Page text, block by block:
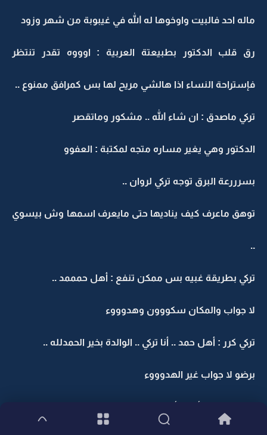
ماله احد فالبيت واوخوها له الله في غيبوبة من شهر وزود
رق قلب الدكتور بطبيعتة العربية : اوووه تقدر تنتظر
فإستراحة النساء اذا هالشي مريح لها بس كمرافق ممنوع ..
تركي ماصدق : ان شاء الله .. مشكور وماتقصر
الدكتور وهي يغير مساره متجه لمكتبة : العفوو
بسرررعة البرق توجه تركي لروان ..
توهق ماعرف كيف يناديها حتى مايعرف اسمها وش بيسوي
..
تركي بطريقة غبيه بس ممكن تنفع : أهل حمممد ..
لا جواب والمكان سكووون وهدوووء
تركي كرر : أهل حمد .. أنا تركي .. الوالدة بخير الحمدلله ..
برضو لا جواب غير الهدوووء